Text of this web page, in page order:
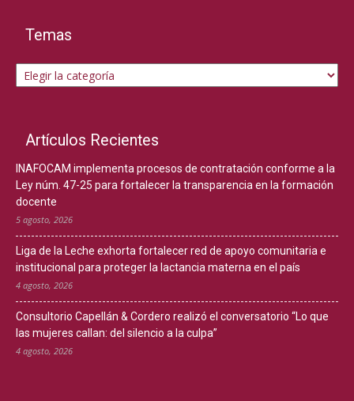
Temas
Temas
Artículos Recientes
INAFOCAM implementa procesos de contratación conforme a la
Ley núm. 47-25 para fortalecer la transparencia en la formación
docente
5 agosto, 2026
Liga de la Leche exhorta fortalecer red de apoyo comunitaria e
institucional para proteger la lactancia materna en el país
4 agosto, 2026
Consultorio Capellán & Cordero realizó el conversatorio “Lo que
las mujeres callan: del silencio a la culpa”
4 agosto, 2026